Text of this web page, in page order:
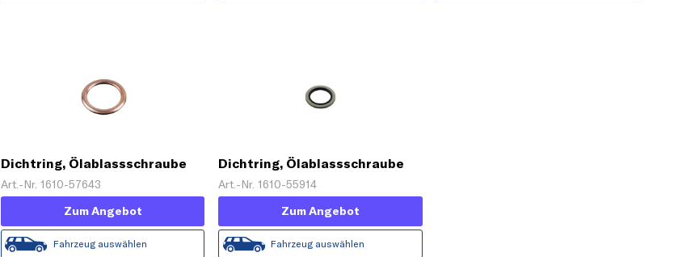
Dichtring, Ölablassschraube
Art.-Nr. 1610-57643
Zum Angebot
Fahrzeug auswählen
Dichtring, Ölablassschraube
Art.-Nr. 1610-55914
Zum Angebot
Fahrzeug auswählen